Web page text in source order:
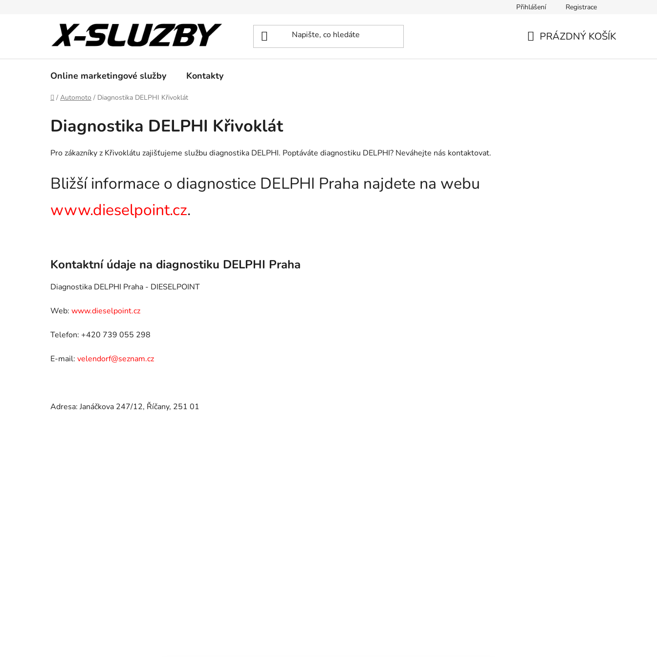
Přihlášení Registrace
PRÁZDNÝ KOŠÍK
Online marketingové služby Kontakty
Domů
/ Automoto / Diagnostika DELPHI Křivoklát
Diagnostika DELPHI Křivoklát
Pro zákazníky z Křivoklátu zajišťujeme službu diagnostika DELPHI. Poptáváte diagnostiku DELPHI? Neváhejte nás kontaktovat.
Bližší informace o diagnostice DELPHI Praha najdete na webu
www.dieselpoint.cz.
Kontaktní údaje na diagnostiku DELPHI Praha
Diagnostika DELPHI Praha - DIESELPOINT
Web: www.dieselpoint.cz
Telefon: +420 739 055 298
E-mail: velendorf@seznam.cz
Adresa: Janáčkova 247/12, Říčany, 251 01